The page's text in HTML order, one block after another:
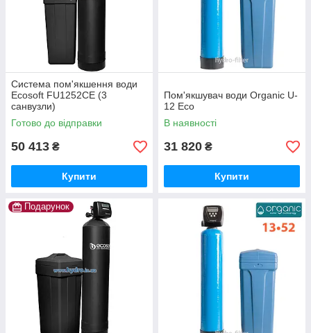
Система пом'якшення води
Ecosoft FU1252CE (3
санвузли)
Готово до відправки
50 413 ₴
Купити
Пом'якшувач води Organic U-
12 Eco
В наявності
31 820 ₴
Купити
Подарунок